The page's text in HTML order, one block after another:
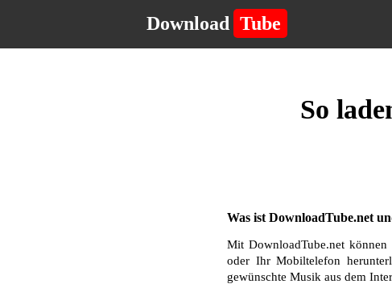
Download Tube
So
Was ist DownloadTube.net
Mit DownloadTube.net
oder Ihr Mobiltelefon
gewünschte Musik aus dem